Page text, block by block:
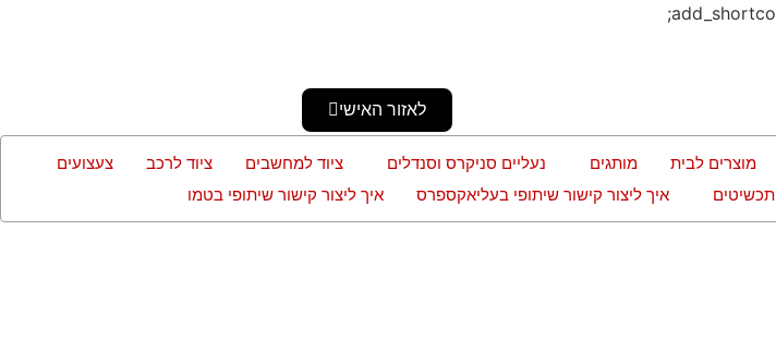
לאזור האישי
מוצרים לבית מותגים נעליים סניקרס וסנדלים ציוד למחשבים ציוד לרכב
צעצועים
תכשיטים איך ליצור קישור שיתופי בעליאקספרס איך ליצור קישור שיתופי בטמו